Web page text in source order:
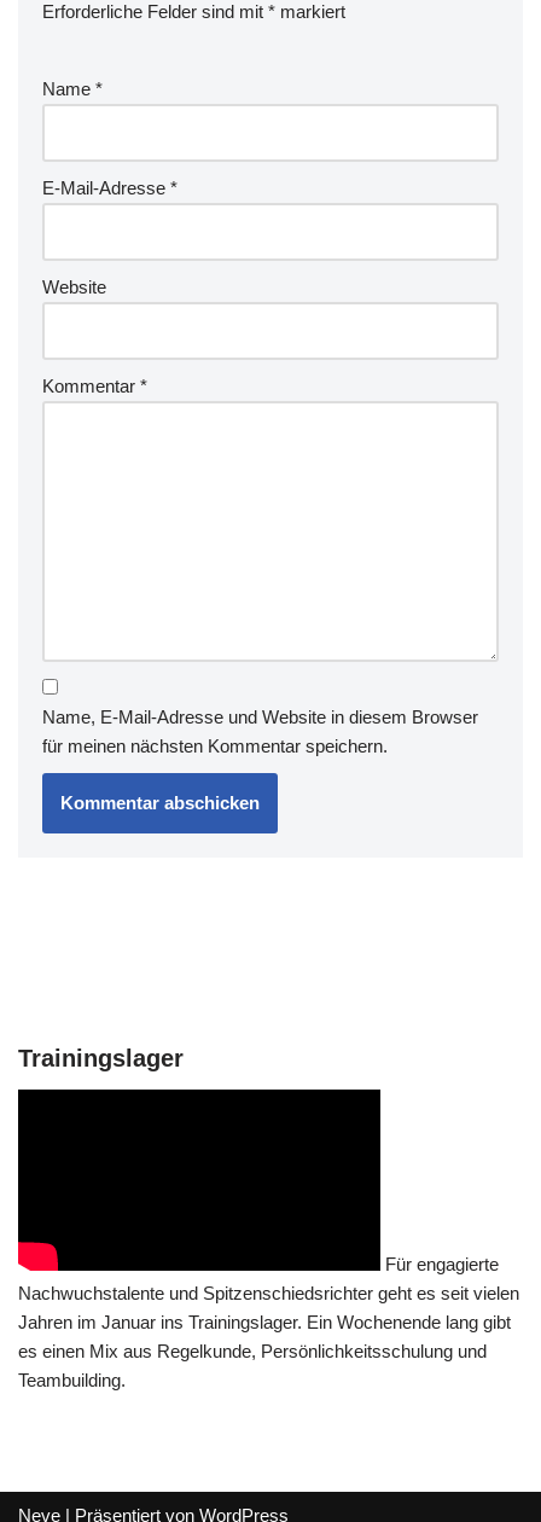
Erforderliche Felder sind mit * markiert
Name *
E-Mail-Adresse *
Website
Kommentar *
Name, E-Mail-Adresse und Website in diesem Browser
für meinen nächsten Kommentar speichern.
Trainingslager
Für engagierte
Nachwuchstalente und Spitzenschiedsrichter geht es seit vielen
Jahren im Januar ins Trainingslager. Ein Wochenende lang gibt
es einen Mix aus Regelkunde, Persönlichkeitsschulung und
Teambuilding.
Neve | Präsentiert von WordPress